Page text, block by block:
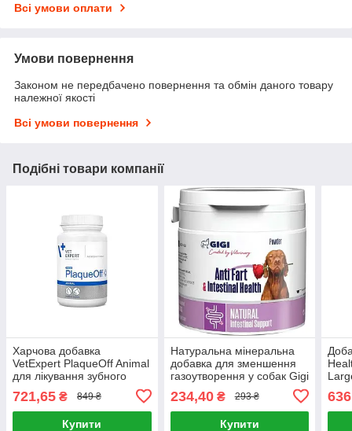
Всі умови оплати
Умови повернення
Законом не передбачено повернення та обмін даного товару
належної якості
Всі умови повернення
Подібні товари компанії
Харчова добавка
VetExpert PlaqueOff Animal
для лікування зубного
каменю у собак та котів 20
г
721,65 ₴ 849 ₴
Купити
Натуральна мінеральна
добавка для зменшення
газоутворення у собак Gigi
Anti Fart & intestinal Health
117 г
234,40₴ 293 ₴
Купити
636